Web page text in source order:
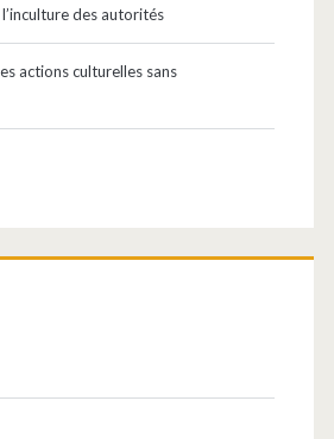
des autorités
actions culturelles sans